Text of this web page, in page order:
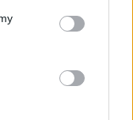
You may click to
party tags to
in below Google